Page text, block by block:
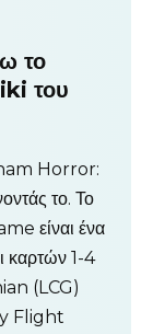
το
του
Horror:
το. Το
είναι ένα
καρτών 1-4
(LCG)
Flight